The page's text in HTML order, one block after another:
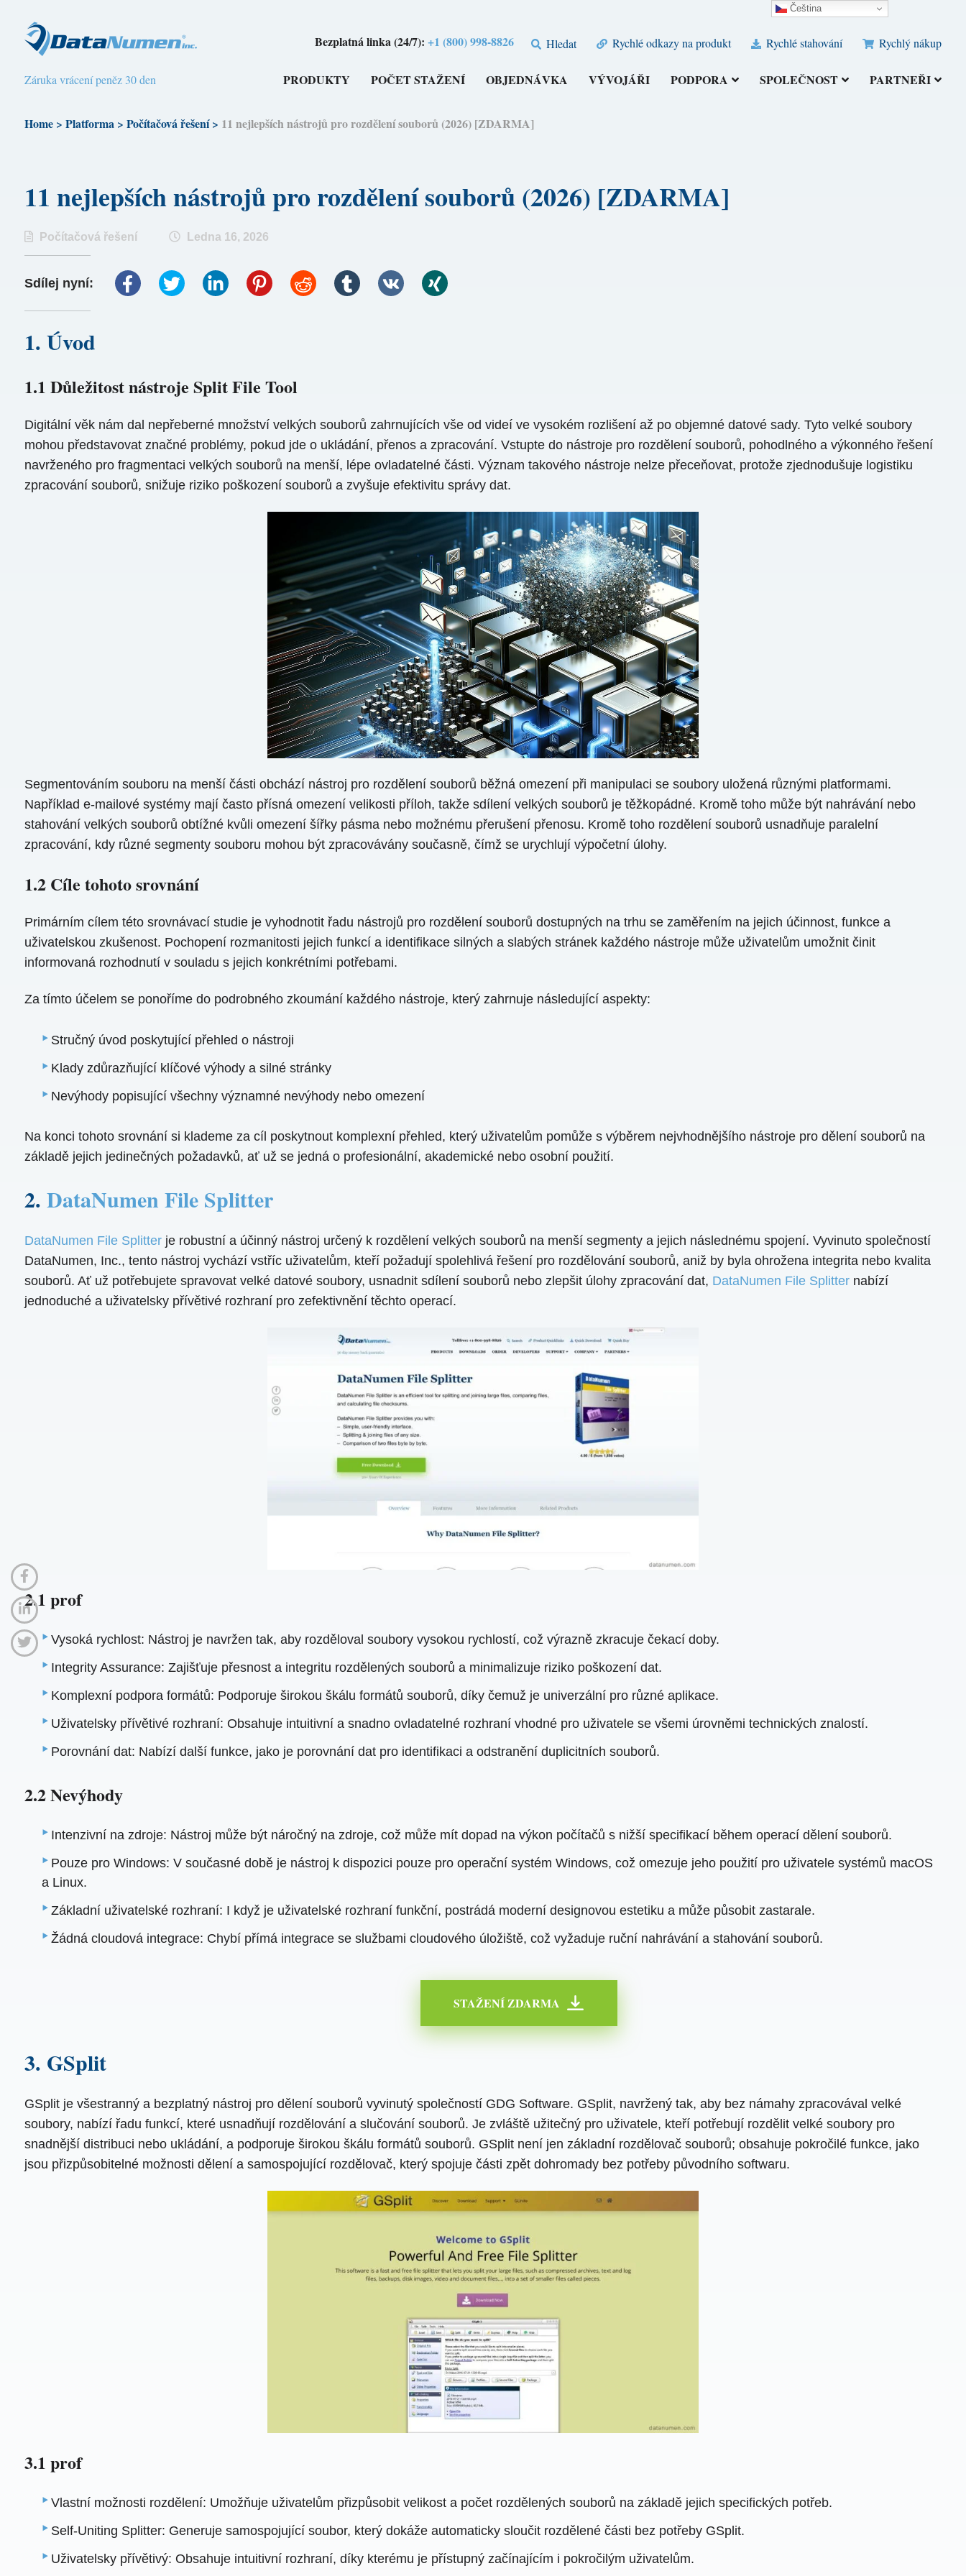
Bezplatná linka (24/7):+1 (800) 998-8826 Hledat Rychlé odkazy na produkt Rychlé stahování Rychlý nákup
Záruka vrácení peněz 30 den PRODUKTY POČET STAŽENÍ OBJEDNÁVKA VÝVOJÁŘI PODPORA SPOLEČNOST PARTNEŘI
Home> Platforma> Počítačová řešení> 11 nejlepších nástrojů pro rozdělení souborů (2026) [ZDARMA]
11 nejlepších nástrojů pro rozdělení souborů (2026) [ZDARMA]
Počítačová řešení Ledna 16, 2026
Sdílej nyní:
1. Úvod
1.1 Důležitost nástroje Split File Tool
Digitální věk nám dal nepřeberné množství velkých souborů zahrnujících vše od videí ve vysokém rozlišení až po objemné datové sady. Tyto velké soubory
mohou představovat značné problémy, pokud jde o ukládání, přenos a zpracování. Vstupte do nástroje pro rozdělení souborů, pohodlného a výkonného řešení
navrženého pro fragmentaci velkých souborů na menší, lépe ovladatelné části. Význam takového nástroje nelze přeceňovat, protože zjednodušuje logistiku
zpracování souborů, snižuje riziko poškození souborů a zvyšuje efektivitu správy dat.
Segmentováním souboru na menší části obchází nástroj pro rozdělení souborů běžná omezení při manipulaci se soubory uložená různými platformami.
Například e-mailové systémy mají často přísná omezení velikosti příloh, takže sdílení velkých souborů je těžkopádné. Kromě toho může být nahrávání nebo
stahování velkých souborů obtížné kvůli omezení šířky pásma nebo možnému přerušení přenosu. Kromě toho rozdělení souborů usnadňuje paralelní
zpracování, kdy různé segmenty souboru mohou být zpracovávány současně, čímž se urychlují výpočetní úlohy.
1.2 Cíle tohoto srovnání
Primárním cílem této srovnávací studie je vyhodnotit řadu nástrojů pro rozdělení souborů dostupných na trhu se zaměřením na jejich účinnost, funkce a
uživatelskou zkušenost. Pochopení rozmanitosti jejich funkcí a identifikace silných a slabých stránek každého nástroje může uživatelům umožnit činit
informovaná rozhodnutí v souladu s jejich konkrétními potřebami.
Za tímto účelem se ponoříme do podrobného zkoumání každého nástroje, který zahrnuje následující aspekty:
Stručný úvod poskytující přehled o nástroji
Klady zdůrazňující klíčové výhody a silné stránky
Nevýhody popisující všechny významné nevýhody nebo omezení
Na konci tohoto srovnání si klademe za cíl poskytnout komplexní přehled, který uživatelům pomůže s výběrem nejvhodnějšího nástroje pro dělení souborů na
základě jejich jedinečných požadavků, ať už se jedná o profesionální, akademické nebo osobní použití.
2. DataNumen File Splitter
DataNumen File Splitterje robustní a účinný nástroj určený k rozdělení velkých souborů na menší segmenty a jejich následnému spojení. Vyvinuto společností
DataNumen, Inc., tento nástroj vychází vstříc uživatelům, kteří požadují spolehlivá řešení pro rozdělování souborů, aniž by byla ohrožena integrita nebo kvalita
souborů. Ať už potřebujete spravovat velké datové soubory, usnadnit sdílení souborů nebo zlepšit úlohy zpracování dat, DataNumen File Splitternabízí
jednoduché a uživatelsky přívětivé rozhraní pro zefektivnění těchto operací.
2.1 prof
Vysoká rychlost: Nástroj je navržen tak, aby rozděloval soubory vysokou rychlostí, což výrazně zkracuje čekací doby.
Integrity Assurance: Zajišťuje přesnost a integritu rozdělených souborů a minimalizuje riziko poškození dat.
Komplexní podpora formátů: Podporuje širokou škálu formátů souborů, díky čemuž je univerzální pro různé aplikace.
Uživatelsky přívětivé rozhraní: Obsahuje intuitivní a snadno ovladatelné rozhraní vhodné pro uživatele se všemi úrovněmi technických znalostí.
Porovnání dat: Nabízí další funkce, jako je porovnání dat pro identifikaci a odstranění duplicitních souborů.
2.2 Nevýhody
Intenzivní na zdroje: Nástroj může být náročný na zdroje, což může mít dopad na výkon počítačů s nižší specifikací během operací dělení souborů.
Pouze pro Windows: V současné době je nástroj k dispozici pouze pro operační systém Windows, což omezuje jeho použití pro uživatele systémů macOS
a Linux.
Základní uživatelské rozhraní: I když je uživatelské rozhraní funkční, postrádá moderní designovou estetiku a může působit zastarale.
Žádná cloudová integrace: Chybí přímá integrace se službami cloudového úložiště, což vyžaduje ruční nahrávání a stahování souborů.
STAŽENÍ ZDARMA
3. GSplit
GSplit je všestranný a bezplatný nástroj pro dělení souborů vyvinutý společností GDG Software. GSplit, navržený tak, aby bez námahy zpracovával velké
soubory, nabízí řadu funkcí, které usnadňují rozdělování a slučování souborů. Je zvláště užitečný pro uživatele, kteří potřebují rozdělit velké soubory pro
snadnější distribuci nebo ukládání, a podporuje širokou škálu formátů souborů. GSplit není jen základní rozdělovač souborů; obsahuje pokročilé funkce, jako
jsou přizpůsobitelné možnosti dělení a samospojující rozdělovač, který spojuje části zpět dohromady bez potřeby původního softwaru.
3.1 prof
Vlastní možnosti rozdělení: Umožňuje uživatelům přizpůsobit velikost a počet rozdělených souborů na základě jejich specifických potřeb.
Self-Uniting Splitter: Generuje samospojující soubor, který dokáže automaticky sloučit rozdělené části bez potřeby GSplit.
Uživatelsky přívětivý: Obsahuje intuitivní rozhraní, díky kterému je přístupný začínajícím i pokročilým uživatelům.
Čeština‎